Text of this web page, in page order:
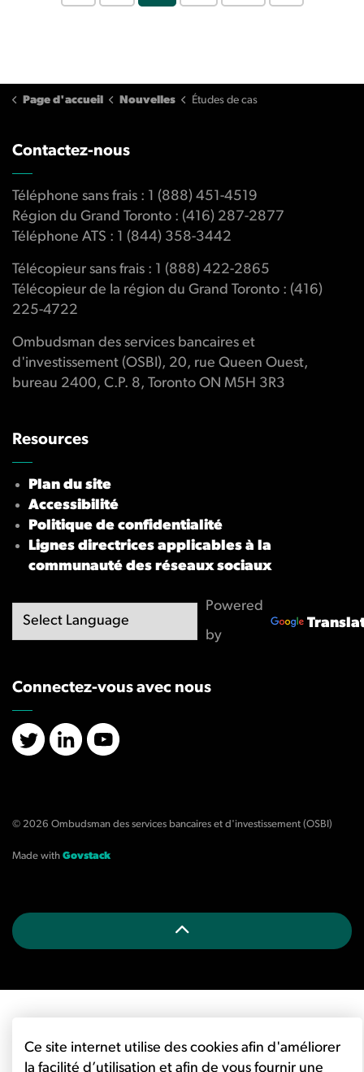
Page d'accueil Nouvelles Études de cas
Contactez-nous
Téléphone sans frais : 1 (888) 451-4519
Région du Grand Toronto : (416) 287-2877
Téléphone ATS : 1 (844) 358-3442
Télécopieur sans frais : 1 (888) 422-2865
Télécopieur de la région du Grand Toronto : (416)
225-4722
Ombudsman des services bancaires et
d'investissement (OSBI), 20, rue Queen Ouest,
bureau 2400, C.P. 8, Toronto ON M5H 3R3
Resources
Plan du site
Accessibilité
Politique de confidentialité
Lignes directrices applicables à la
communauté des réseaux sociaux
Powered
by
Connectez-vous avec nous
X/TwitterLinkedInYouTube
© 2026 Ombudsman des services bancaires et d'investissement (OSBI)
Made with Govstack
Ce site internet utilise des cookies afin d'améliorer
la facilité d’utilisation et afin de vous fournir une